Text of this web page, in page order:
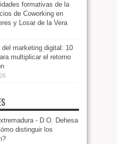
formativas de la
de Coworking en
y Losar de la Vera
marketing digital: 10
multiplicar el retorno
- D.O. Dehesa
distinguir los